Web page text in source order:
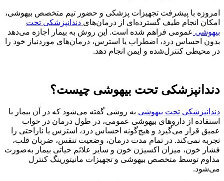
امروزه با پیشرفت تجهیزات پزشکی و حضور تیم متخصص بیهوشی،
امکان انجام طیف گسترده‌ای از درمان‌های دندانپزشکی تحت
بیهوشی عمومی فراهم شده است. این روش به بیمار اجازه می‌دهد
بدون احساس درد، اضطراب یا استرس، درمان‌های موردنیاز خود را
در محیطی کنترل‌شده و ایمن انجام دهد.
دندانپزشکی تحت بیهوشی چیست؟
دندانپزشکی تحت بیهوشی به روشی گفته می‌شود که در آن بیمار با
استفاده از داروهای بیهوشی عمومی، در طول درمان در خواب
عمیق قرار می‌گیرد و هیچ‌گونه احساس درد، استرس یا ناراحتی را
تجربه نمی‌کند. در تمام مدت درمان، وضعیت تنفس، ضربان قلب،
فشار خون، میزان اکسیژن خون و سایر علائم حیاتی بیمار به‌صورت
مداوم توسط متخصص بیهوشی و تجهیزات مانیتورینگ کنترل
می‌شود.